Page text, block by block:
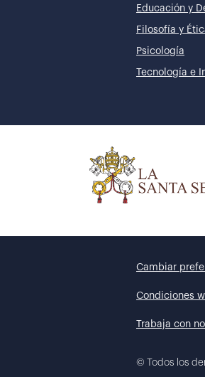
Educación y
Filosofía y
Psicología
Tecnología e
Cambiar
Condiciones
Trabaja con
© Todos los